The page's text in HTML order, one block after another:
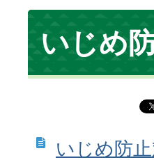
の
位
置 いじめ
いじめ防